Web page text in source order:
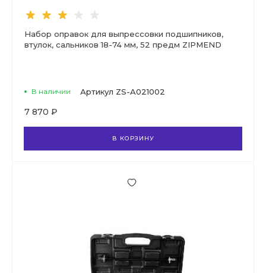
Набор оправок для выпрессовки подшипников,
втулок, сальников 18-74 мм, 52 предм ZIPMEND
В наличии Артикул ZS-A021002
7 870 ₽
В КОРЗИНУ